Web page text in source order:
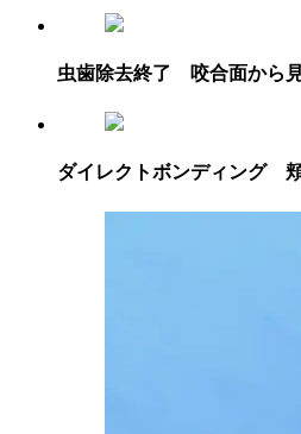
虫歯除去終了 咬合面から
ダイレクトボンディング